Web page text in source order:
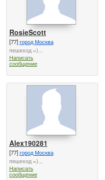
RosieScott
[77]город Москва
пешеход =)...
Написать
сообщение
Alex190281
[77]город Москва
пешеход =)...
Написать
сообщение